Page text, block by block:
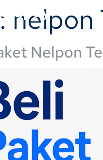
nelpon
Nelpon